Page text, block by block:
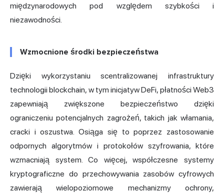
międzynarodowych pod względem szybkości i
niezawodności.
Wzmocnione środki bezpieczeństwa
Dzięki wykorzystaniu scentralizowanej infrastruktury
technologii blockchain, w tym inicjatyw DeFi, płatności Web3
zapewniają zwiększone bezpieczeństwo dzięki
ograniczeniu potencjalnych zagrożeń, takich jak włamania,
cracki i oszustwa. Osiąga się to poprzez zastosowanie
odpornych algorytmów i protokołów szyfrowania, które
wzmacniają system. Co więcej, współczesne systemy
kryptograficzne do przechowywania zasobów cyfrowych
zawierają wielopoziomowe mechanizmy ochrony,